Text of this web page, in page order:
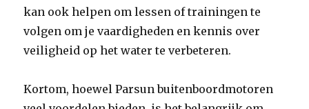
kan ook helpen om lessen of trainingen te
volgen om je vaardigheden en kennis over
veiligheid op het water te verbeteren.
Kortom, hoewel Parsun buitenboordmotoren